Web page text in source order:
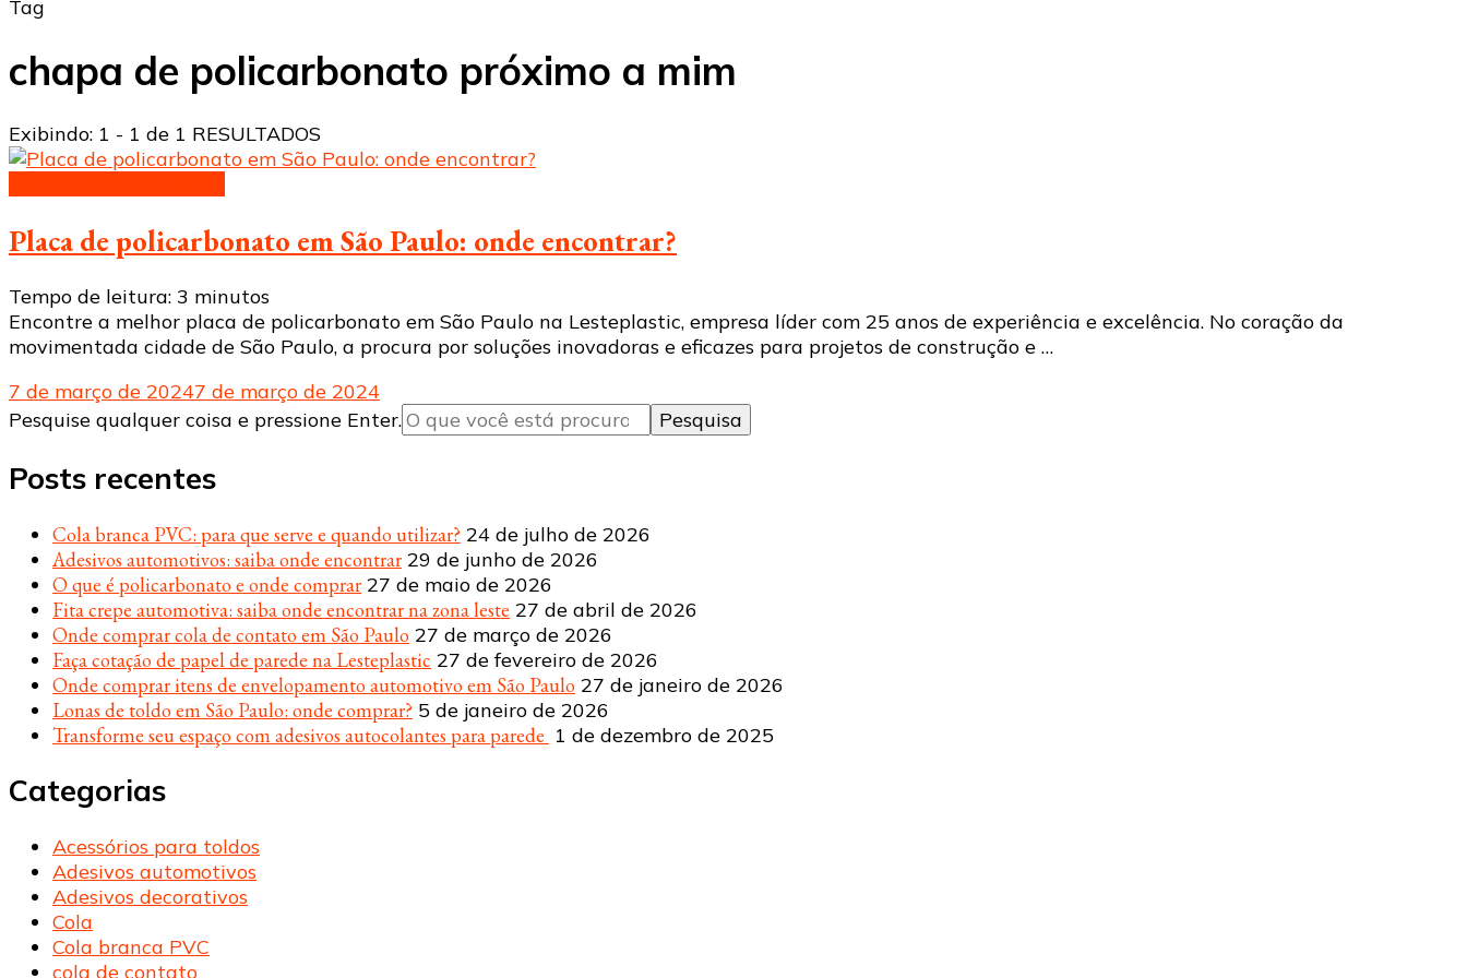
Tag
chapa de policarbonato próximo a mim
Exibindo: 1 - 1 de 1 RESULTADOS
Placa de policarbonato em São Paulo: onde encontrar?
Tempo de leitura: 3 minutos
Encontre a melhor placa de policarbonato em São Paulo na Lesteplastic, empresa líder com 25 anos de experiência e excelência. No coração da
movimentada cidade de São Paulo, a procura por soluções inovadoras e eficazes para projetos de construção e …
7 de março de 20247 de março de 2024
Procurando
Pesquise qualquer coisa e pressione Enter.
Posts recentes
Cola branca PVC: para que serve e quando utilizar? 24 de julho de 2026
Adesivos automotivos: saiba onde encontrar 29 de junho de 2026
O que é policarbonato e onde comprar 27 de maio de 2026
Fita crepe automotiva: saiba onde encontrar na zona leste 27 de abril de 2026
Onde comprar cola de contato em São Paulo 27 de março de 2026
Faça cotação de papel de parede na Lesteplastic 27 de fevereiro de 2026
Onde comprar itens de envelopamento automotivo em São Paulo 27 de janeiro de 2026
Lonas de toldo em São Paulo: onde comprar? 5 de janeiro de 2026
Transforme seu espaço com adesivos autocolantes para parede 1 de dezembro de 2025
Categorias
Acessórios para toldos
Adesivos automotivos
Adesivos decorativos
Cola
Cola branca PVC
cola de contato